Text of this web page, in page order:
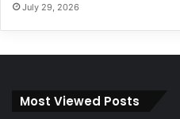
July 29, 2026
Most Viewed Posts